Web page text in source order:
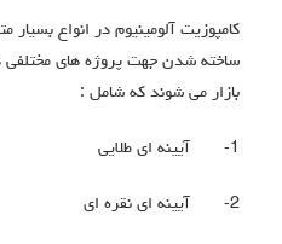
کامپوزیت آلومینیوم در انواع
ساخته شدن جهت پروژه های مختلفی
بازار می شوند که شامل :
1- آیینه ای طلایی
2- آیینه ای نقره ای